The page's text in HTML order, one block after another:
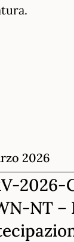
2026
2026-
NT –